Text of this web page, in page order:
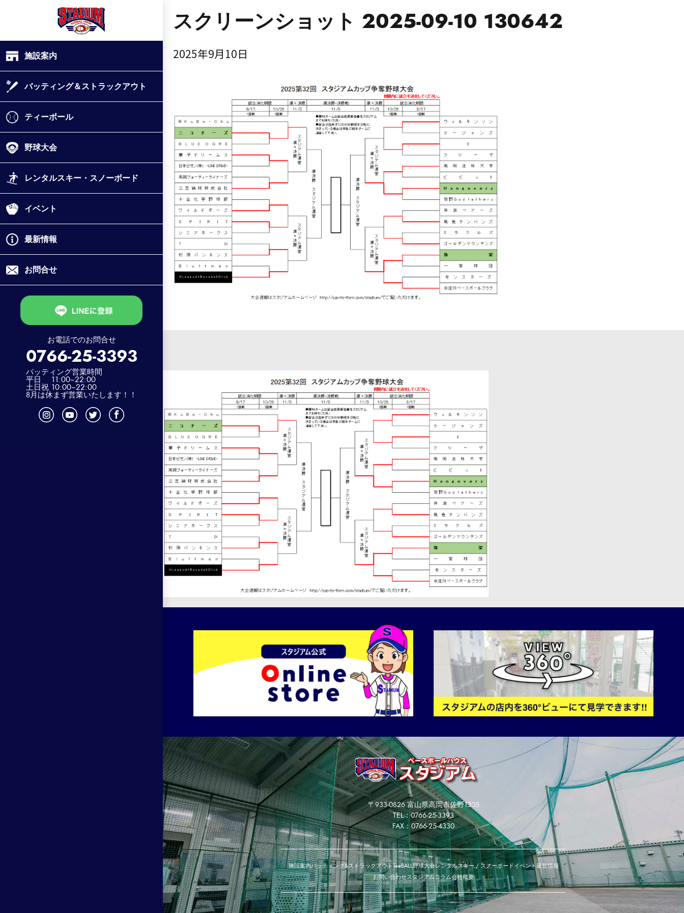
施設案内
バッティング＆ストラックアウト
ティーボール
野球大会
レンタルスキー・スノーボード
イベント
最新情報
お問合せ
お電話でのお問合せ
0766-25-3393
バッティング営業時間
平日 11:00~22:00
土日祝 10:00~22:00
8月は休まず営業いたします！！
スクリーンショット 2025-09-10 130642
2025年9月10日
〒933-0826 富山県高岡市佐野1305
TEL：0766-25-3393
FAX：0766-25-4330
施設案内バッティング&ストラックアウトTeeBALL野球大会レンタルスキー / スノーボードイベント 最新情報
お問い合わせスタジアムコラム会社概要